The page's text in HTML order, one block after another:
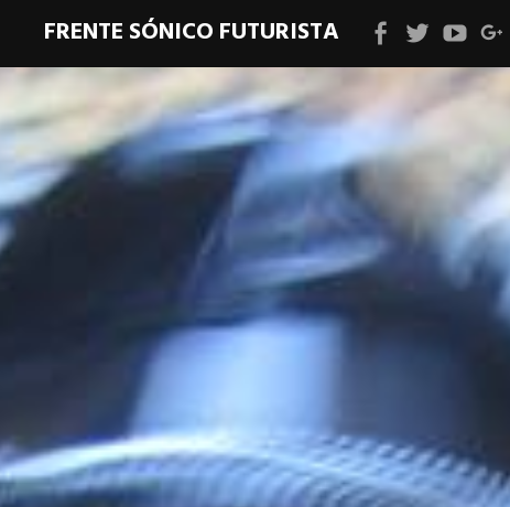
FRENTE SÓNICO FUTURISTA